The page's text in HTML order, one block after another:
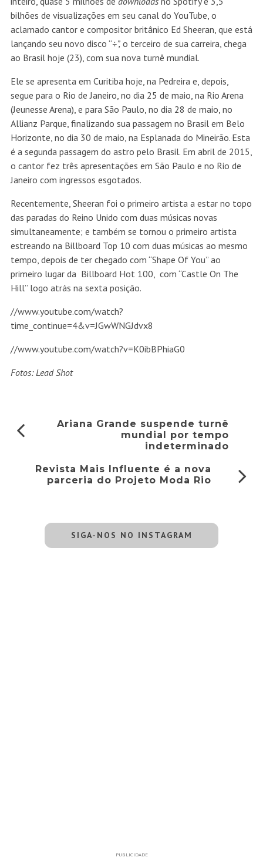
bilhões de visualizações em seu canal do YouTube, o
aclamado cantor e compositor britânico Ed Sheeran, que está
lançando seu novo disco “÷”,o terceiro de sua carreira, chega
ao Brasil hoje (23), com sua nova turnê mundial.
Ele se apresenta em Curitiba hoje, na Pedreira e, depois,
segue para o Rio de Janeiro, no dia 25 de maio, na Rio Arena
(Jeunesse Arena), e para São Paulo, no dia 28 de maio, no
Allianz Parque, finalizando sua passagem no Brasil em Belo
Horizonte, no dia 30 de maio, na Esplanada do Mineirão. Esta
é a segunda passagem do astro pelo Brasil. Em abril de 2015,
o cantor fez três apresentações em São Paulo e no Rio de
Janeiro com ingressos esgotados.
Recentemente, Sheeran foi o primeiro artista a estar no topo
das paradas do Reino Unido com duas músicas novas
simultaneamente; e também se tornou o primeiro artista
estreando na Billboard Top 10 com duas músicas ao mesmo
tempo, depois de ter chegado com “Shape Of You” ao
primeiro lugar da Billboard Hot 100, com “Castle On The
Hill” logo atrás na sexta posição.
//www.youtube.com/watch?
time_continue=4&v=JGwWNGJdvx8
//www.youtube.com/watch?v=K0ibBPhiaG0
Fotos: Lead Shot
Ariana Grande suspende turnê
mundial por tempo
indeterminado
Revista Mais Influente é a nova
parceria do Projeto Moda Rio
SIGA-NOS NO INSTAGRAM
PUBLICIDADE